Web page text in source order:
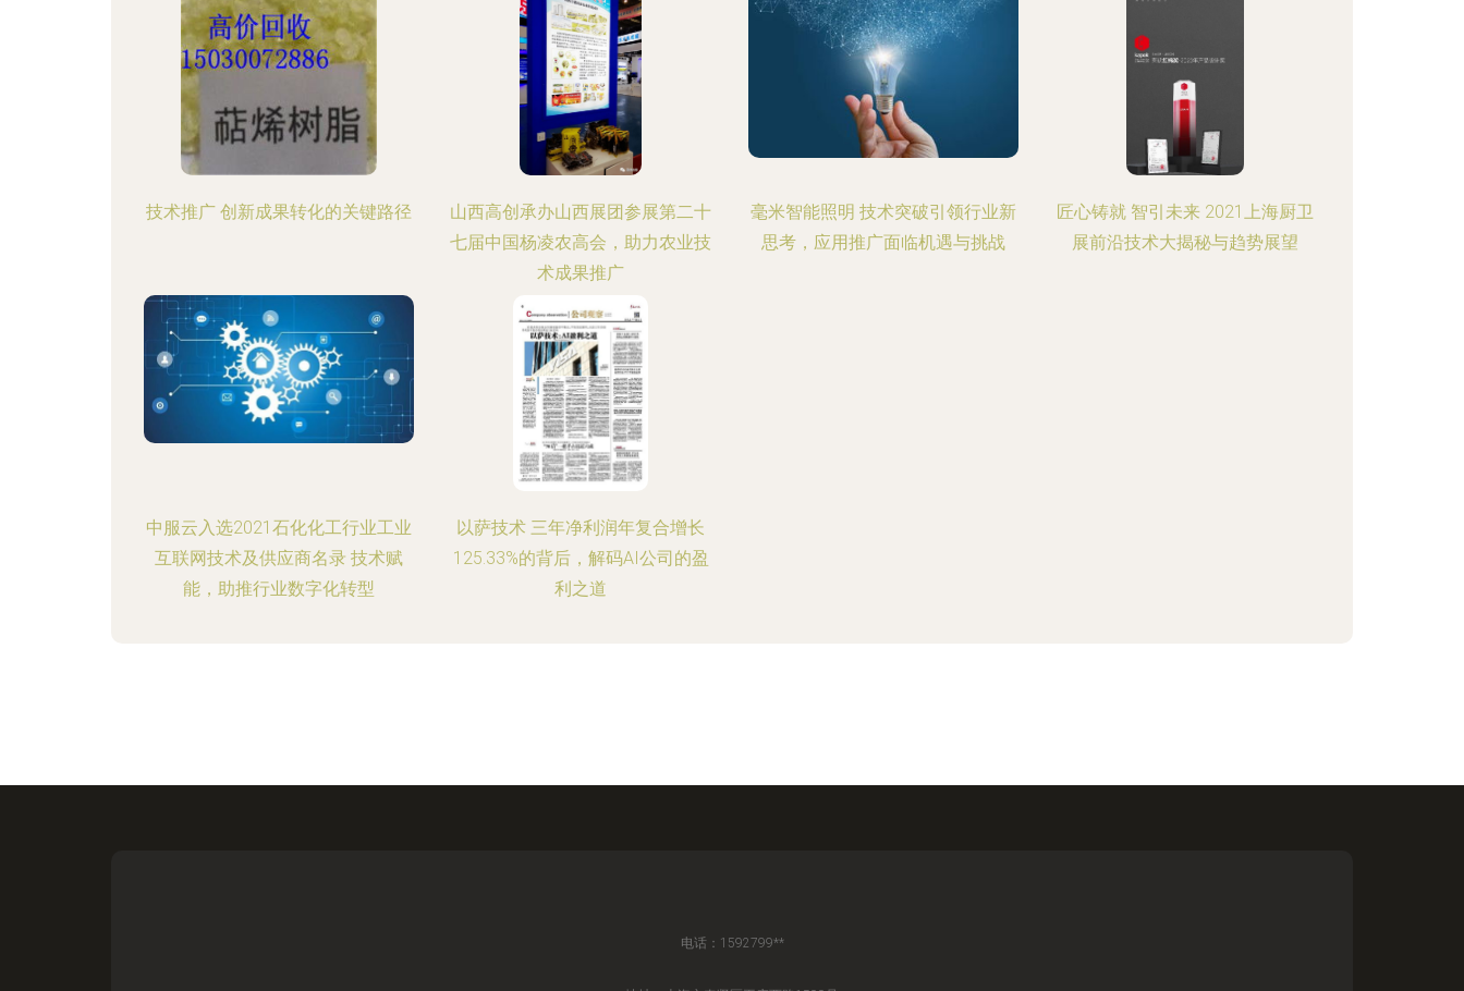
技术推广 创新成果转化的关键路径
山西高创承办山西展团参展第二十
七届中国杨凌农高会，助力农业技
术成果推广
毫米智能照明 技术突破引领行业新
思考，应用推广面临机遇与挑战
匠心铸就 智引未来 2021上海厨卫
展前沿技术大揭秘与趋势展望
中服云入选2021石化化工行业工业
互联网技术及供应商名录 技术赋
能，助推行业数字化转型
以萨技术 三年净利润年复合增长
125.33%的背后，解码AI公司的盈
利之道
电话：1592799**